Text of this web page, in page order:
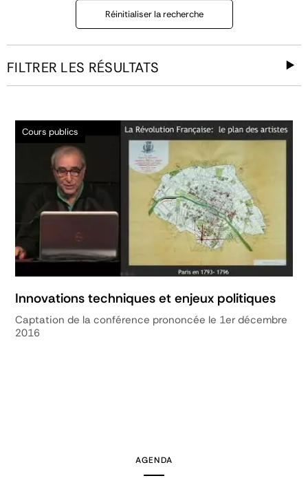
Réinitialiser la recherche
FILTRER LES RÉSULTATS
Cours publics
Innovations techniques et enjeux politiques
Captation de la conférence prononcée le 1er décembre
2016
AGENDA